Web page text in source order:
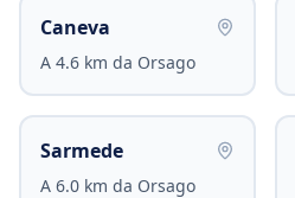
Caneva
A 4.6 km da Orsago
Sarmede
A 6.0 km da Orsago